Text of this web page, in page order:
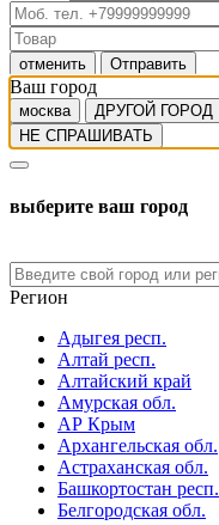
отменить Отправить
Ваш город
москва ДРУГОЙ ГОРОД
НЕ СПРАШИВАТЬ
выберите ваш город
Регион
Адыгея респ.
Алтай респ.
Алтайский край
Амурская обл.
АР Крым
Архангельская обл.
Астраханская обл.
Башкортостан респ.
Белгородская обл.